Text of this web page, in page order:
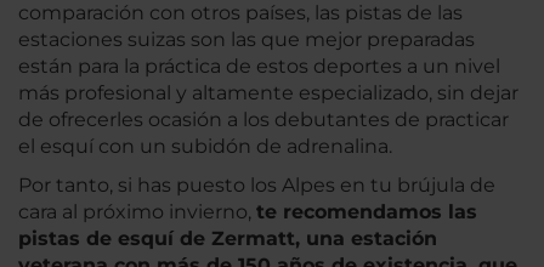
comparación con otros países, las pistas de las
estaciones suizas son las que mejor preparadas
están para la práctica de estos deportes a un nivel
más profesional y altamente especializado, sin dejar
de ofrecerles ocasión a los debutantes de practicar
el esquí con un subidón de adrenalina.
Por tanto, si has puesto los Alpes en tu brújula de
cara al próximo invierno, te recomendamos las
pistas de esquí de Zermatt, una estación